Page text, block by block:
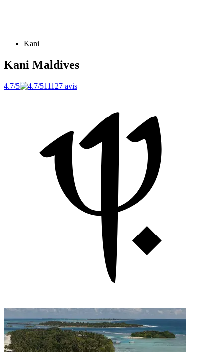
Kani
Kani Maldives
4.7/5 11127 avis